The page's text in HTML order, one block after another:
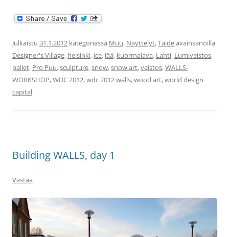
Julkaistu 31.1.2012 kategoriassa Muu, Näyttelyt,Taideavainsanoilla
Designer's Village, helsinki, ice, jää, kuormalava, Lahti, Lumiveistos,
pallet, Pro Puu,sculpture,snow,snow art,veistos,WALLS-
WORKSHOP,WDC 2012,wdc 2012 walls,wood art,world design
capital.
Building WALLS, day 1
Vastaa